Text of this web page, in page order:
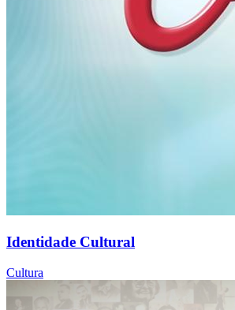
Identidade Cultural
Cultura